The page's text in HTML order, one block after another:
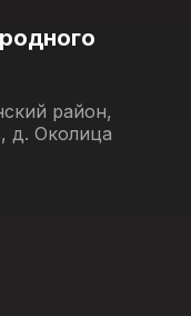
район,
д. Околица